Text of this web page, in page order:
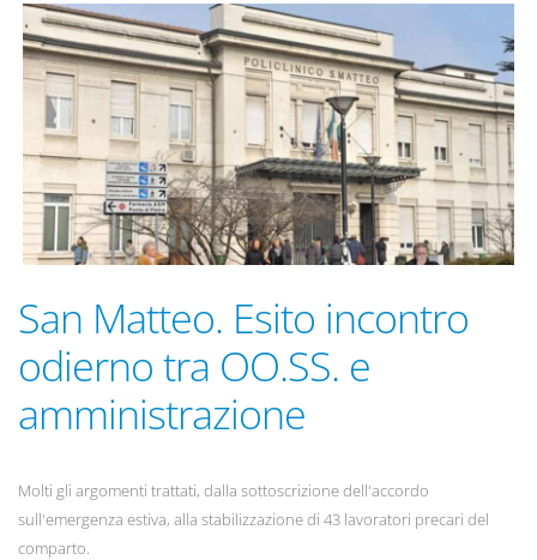
San Matteo. Esito incontro
odierno tra OO.SS. e
amministrazione
Molti gli argomenti trattati, dalla sottoscrizione dell'accordo
sull'emergenza estiva, alla stabilizzazione di 43 lavoratori precari del
comparto.